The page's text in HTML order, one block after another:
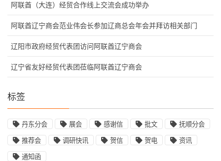
阿联酋（大连）经贸合作线上交流会成功举办
阿联酋辽宁商会范业伟会长参加辽商总会年会并拜访相关部门
辽阳市政府经贸代表团访问阿联酋辽宁商会
辽宁省友好经贸代表团莅临阿联酋辽宁商会
标签
丹东分会 展会 感谢信 批文 抚顺分会
推荐会 调研快讯 贺信 贺电 资讯
通知函